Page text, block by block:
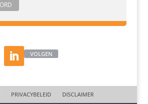
VOLGEN
PRIVACYBELEID DISCLAIMER